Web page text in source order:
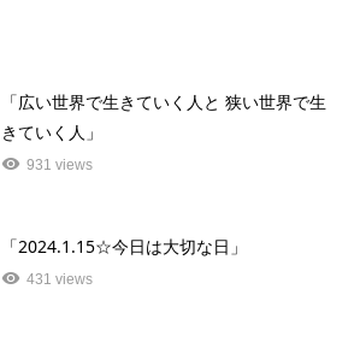
「広い世界で生きていく人と 狭い世界で生
きていく人」
931 views
「2024.1.15☆今日は大切な日」
431 views